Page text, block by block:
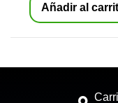
Añadir al